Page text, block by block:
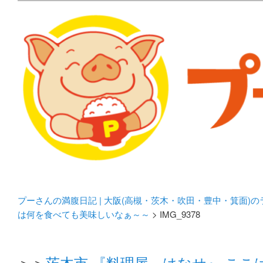
プーさんの満腹日記 |
豊中・箕面)のランチ＆
化してます。
プーさんの満腹日記 | 大阪(高槻・茨木・吹田・豊中・箕面)
は何を食べても美味しいなぁ～～ > IMG_9378